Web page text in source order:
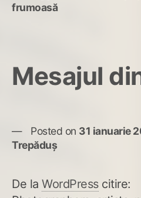
frumoasă
Mesajul
Posted on 31 ianuarie
Trepăduș
De la WordPresscitire: